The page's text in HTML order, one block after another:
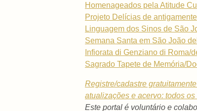
Homenageados pela Atitude
Projeto Delícias de antigamente
Linguagem dos Sinos de São
Semana Santa em São João
Infiorata di Genziano di Roma/
Sagrado Tapete de Memória/
Registre/cadastre
atualizações e acervo: todos
Este portal é voluntário e